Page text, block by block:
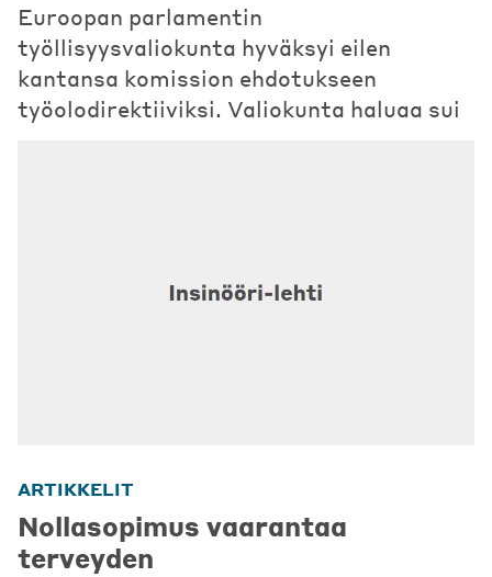
Euroopan parlamentin
työllisyysvaliokunta hyväksyi eilen
kantansa komission ehdotukseen
työolodirektiiviksi. Valiokunta haluaa sui
ARTIKKELIT
Nollasopimus vaarantaa
terveyden